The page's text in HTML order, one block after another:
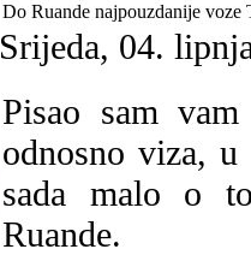
Do Ruande najpouzdanije voze
Srijeda, 04.
Pisao sam
odnosno viza,
sada malo o
Ruande.